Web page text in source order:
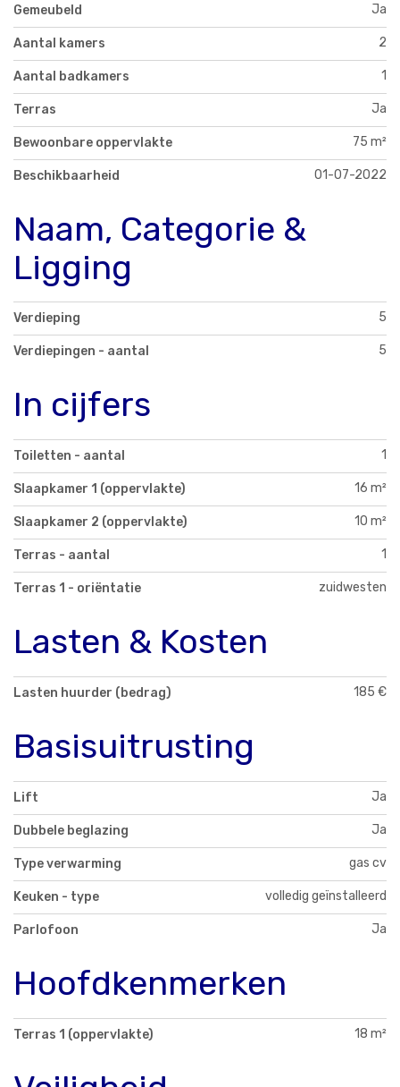
Gemeubeld Ja
Aantal kamers 2
Aantal badkamers 1
Terras Ja
Bewoonbare oppervlakte 75 m²
Beschikbaarheid 01-07-2022
Naam, Categorie &
Ligging
Verdieping 5
Verdiepingen - aantal 5
In cijfers
Toiletten - aantal 1
Slaapkamer 1 (oppervlakte) 16 m²
Slaapkamer 2 (oppervlakte) 10 m²
Terras - aantal 1
Terras 1 - oriëntatie zuidwesten
Lasten & Kosten
Lasten huurder (bedrag) 185 €
Basisuitrusting
Lift Ja
Dubbele beglazing Ja
Type verwarming gas cv
Keuken - type volledig geïnstalleerd
Parlofoon Ja
Hoofdkenmerken
Terras 1 (oppervlakte) 18 m²